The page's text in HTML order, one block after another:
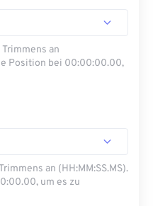
an
Position bei 00:00:00.00,
an (HH:MM:SS.MS).
um es zu